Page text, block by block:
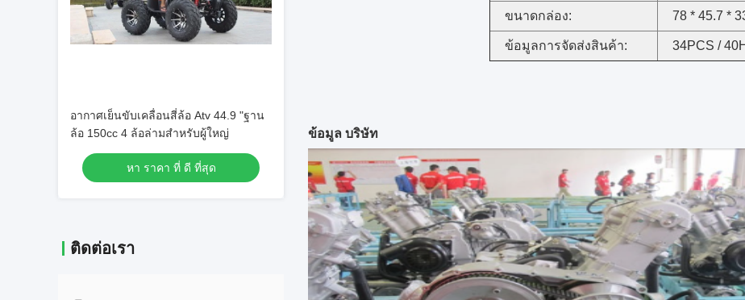
อากาศเย็นขับเคลื่อนสี่ล้อ Atv 44.9 "ฐาน
ล้อ 150cc 4 ล้อล่ามสำหรับผู้ใหญ่
หา ราคา ที่ ดี ที่สุด
ติดต่อเรา
ขนาดกล่อง: 78 * 45.7 *
ข้อมูลการจัดส่งสินค้า: 34PCS /
ข้อมูล บริษัท